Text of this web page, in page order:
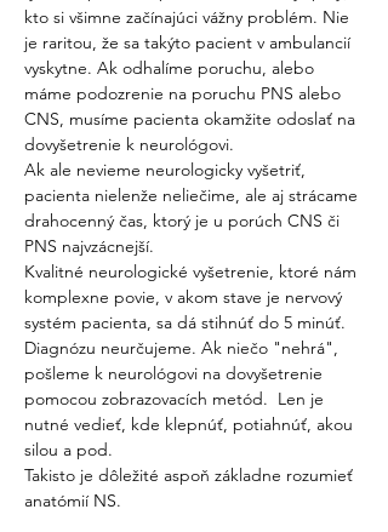
kto si všimne začínajúci vážny problém. Nie
je raritou, že sa takýto pacient v ambulancií
vyskytne. Ak odhalíme poruchu, alebo
máme podozrenie na poruchu PNS alebo
CNS, musíme pacienta okamžite odoslať na
dovyšetrenie k neurológovi.
Ak ale nevieme neurologicky vyšetriť,
pacienta nielenže neliečime, ale aj strácame
drahocenný čas, ktorý je u porúch CNS či
PNS najvzácnejší.
Kvalitné neurologické vyšetrenie, ktoré nám
komplexne povie, v akom stave je nervový
systém pacienta, sa dá stihnúť do 5 minúť.
Diagnózu neurčujeme. Ak niečo "nehrá",
pošleme k neurológovi na dovyšetrenie
pomocou zobrazovacích metód.  Len je
nutné vedieť, kde klepnúť, potiahnúť, akou
silou a pod.
Takisto je dôležité aspoň základne rozumieť
anatómií NS.